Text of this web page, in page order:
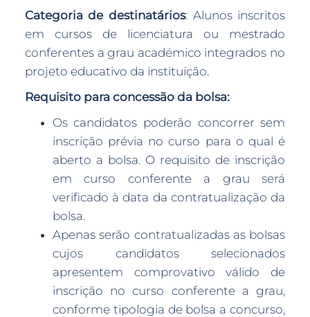
Categoria de destinatários: Alunos inscritos
em cursos de licenciatura ou mestrado
conferentes a grau académico integrados no
projeto educativo da instituição.
Requisito para concessão da bolsa:
Os candidatos poderão concorrer sem
inscrição prévia no curso para o qual é
aberto a bolsa. O requisito de inscrição
em curso conferente a grau será
verificado à data da contratualização da
bolsa.
Apenas serão contratualizadas as bolsas
cujos candidatos selecionados
apresentem comprovativo válido de
inscrição no curso conferente a grau,
conforme tipologia de bolsa a concurso,